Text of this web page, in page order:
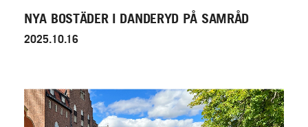
NYA BOSTÄDER I DANDERYD PÅ SAMRÅD
2025.10.16